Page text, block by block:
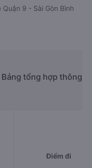
9 - Sài Gòn Bình
Bảng tổng hợp thông
Điểm đi